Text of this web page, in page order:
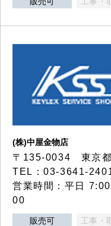
(株)中屋金物店
〒135-0034 東京
TEL：03-3641-
営業時間：平日
00
販売可 工事・